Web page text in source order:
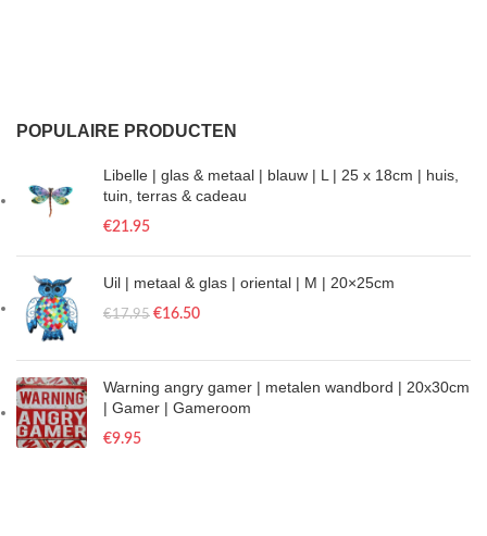
POPULAIRE PRODUCTEN
Libelle | glas & metaal | blauw | L | 25 x 18cm | huis,
tuin, terras & cadeau
€21.95
Uil | metaal & glas | oriental | M | 20×25cm
€17.95 €16.50
Warning angry gamer | metalen wandbord | 20x30cm
| Gamer | Gameroom
€9.95